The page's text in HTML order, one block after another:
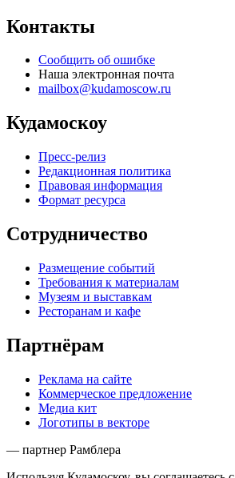
Контакты
Сообщить об ошибке
Наша электронная почта
mailbox@kudamoscow.ru
Кудамоскоу
Пресс-релиз
Редакционная политика
Правовая информация
Формат ресурса
Сотрудничество
Размещение событий
Требования к материалам
Музеям и выставкам
Ресторанам и кафе
Партнёрам
Реклама на сайте
Коммерческое предложение
Медиа кит
Логотипы в векторе
— партнер Рамблера